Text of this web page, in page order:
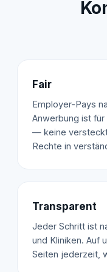
Fair
Employer-Pays
Anwerbung ist
— keine
Rechte in
Transparent
Jeder Schritt ist
und Kliniken. Auf
Seiten jederzeit,